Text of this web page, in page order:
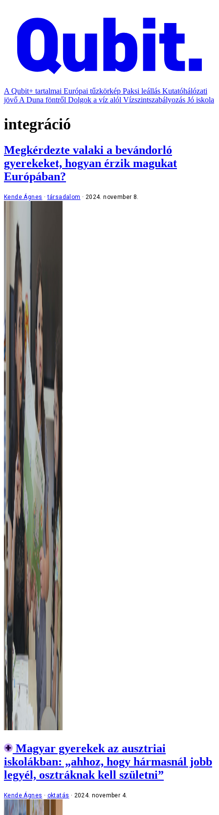
A Qubit+ tartalmai Európai tűzkörkép Paksi leállás Kutatóhálózati
jövő A Duna föntről Dolgok a víz alól Vízszintszabályozás Jó iskola
integráció
Megkérdezte valaki a bevándorló
gyerekeket, hogyan érzik magukat
Európában?
Kende Ágnes társadalom 2024. november 8.
Magyar gyerekek az ausztriai
iskolákban: „ahhoz, hogy hármasnál jobb
legyél, osztráknak kell születni”
Kende Ágnes oktatás 2024. november 4.